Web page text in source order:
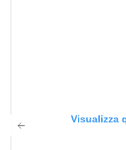
Visualizza